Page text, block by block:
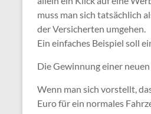
muss man sich tatsächlich
der Versicherten umgehen.
Ein einfaches Beispiel soll
Die Gewinnung einer
Wenn man sich vorstellt,
Euro für ein normales